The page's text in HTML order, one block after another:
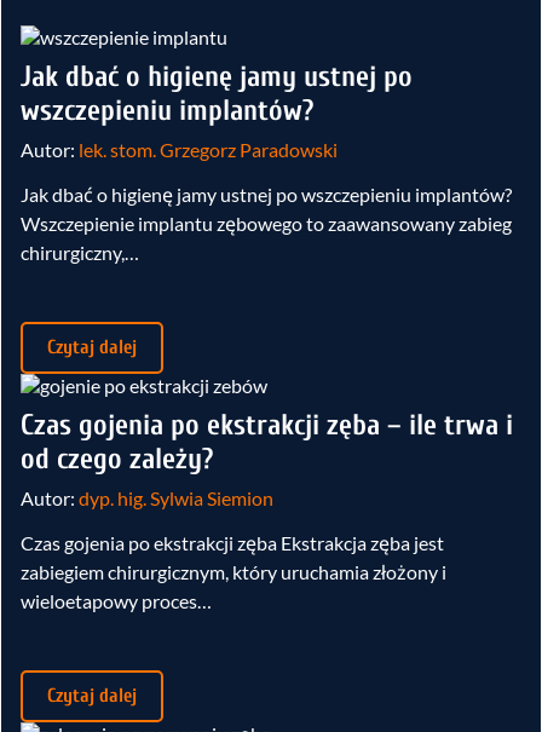
Jak dbać o higienę jamy ustnej po
wszczepieniu implantów?
Autor: lek. stom. Grzegorz Paradowski
Jak dbać o higienę jamy ustnej po wszczepieniu implantów?
Wszczepienie implantu zębowego to zaawansowany zabieg
chirurgiczny,…
Czytaj dalej
Czas gojenia po ekstrakcji zęba – ile trwa i
od czego zależy?
Autor: dyp. hig. Sylwia Siemion
Czas gojenia po ekstrakcji zęba Ekstrakcja zęba jest
zabiegiem chirurgicznym, który uruchamia złożony i
wieloetapowy proces…
Czytaj dalej